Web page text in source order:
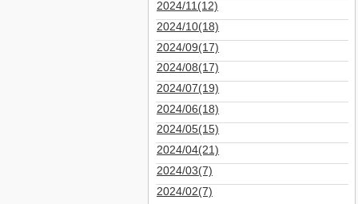
2024/11(12)
2024/10(18)
2024/09(17)
2024/08(17)
2024/07(19)
2024/06(18)
2024/05(15)
2024/04(21)
2024/03(7)
2024/02(7)